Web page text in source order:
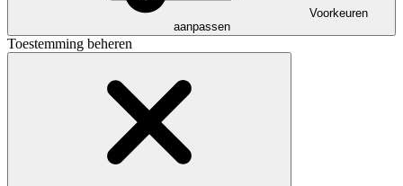
Voorkeuren
aanpassen
Toestemming beheren